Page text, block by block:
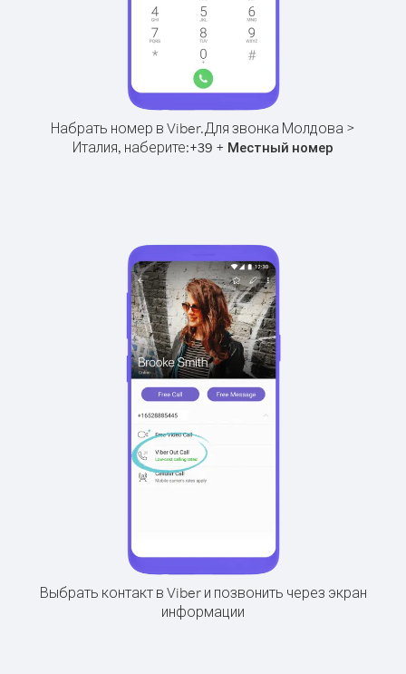
Набрать номер в Viber.Для звонка Молдова >
Италия, наберите:+39 + Местный номер
Выбрать контакт в Viber и позвонить через экран
информации